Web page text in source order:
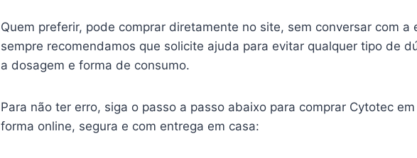
Quem preferir, pode comprar diretamente no site, sem conversar com a
sempre recomendamos que solicite ajuda para evitar qualquer tipo de
a dosagem e forma de consumo.
Para não ter erro, siga o passo a passo abaixo para comprar Cytotec em
forma online, segura e com entrega em casa: